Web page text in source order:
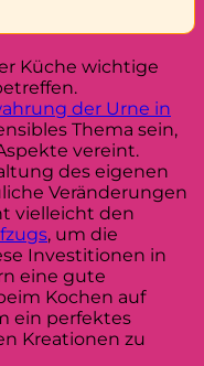
Küche wichtige
der Urne in
Thema sein,
vereint.
des eigenen
Veränderungen
vielleicht den
, um die
Investitionen in
eine gute
Kochen auf
ein perfektes
Kreationen zu